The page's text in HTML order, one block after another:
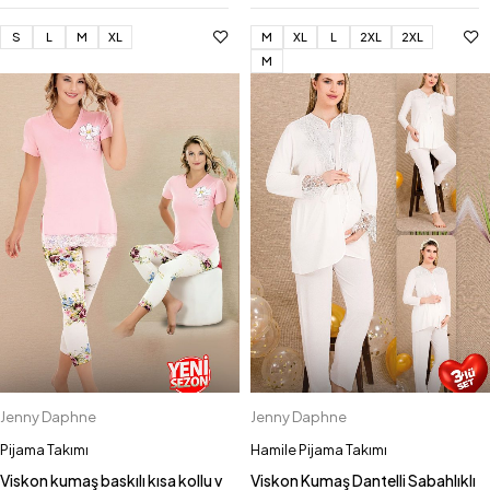
S L M XL M XL L 2XL
2XL
M
Jenny Daphne
Pijama Takımı
Viskon kumaş baskılı kısa kollu v
Jenny Daphne
Hamile Pijama Takımı
Viskon Kumaş Dantelli Sabahlıklı